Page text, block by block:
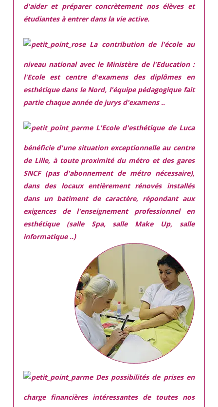
d'aider et préparer concrètement nos élèves et
étudiantes à entrer dans la vie active.
La contribution de l'école au
niveau national avec le Ministère de l'Education :
l'Ecole est centre d'examens des diplômes en
esthétique dans le Nord, l'équipe pédagogique fait
partie chaque année de jurys d'examens ..
L'Ecole d'esthétique de Luca
bénéficie d'une situation exceptionnelleau centre
de Lille, à toute proximité du métro et des gares
SNCF (pas d'abonnement de métro nécessaire),
dans des locaux entièrement rénovés installés
dans un batiment de caractère, répondant aux
exigencesde l'enseignement professionnel en
esthétique (salle Spa, salle Make Up, salle
informatique ..)
Des possibilités de prises en
charge financières intéressantes de toutes nos